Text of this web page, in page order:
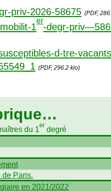
priv-2026-58675 (PDF,
1
er
-degr-
d-tre-
(PDF, 296.2 kio)
du 1er degré
de Paris.
en 2021/2022